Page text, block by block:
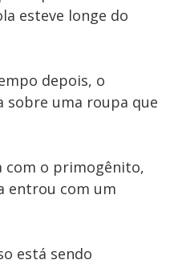
esteve longe do
depois, o
sobre uma roupa que
com o primogênito,
entrou com um
está sendo